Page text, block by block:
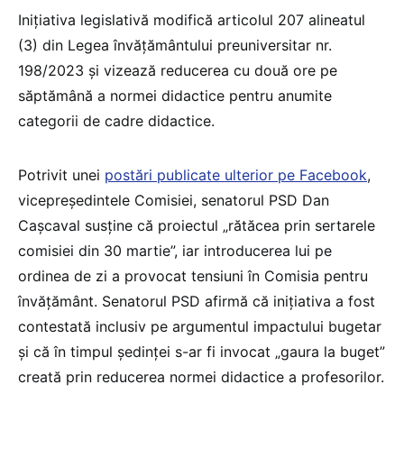
Inițiativa legislativă modifică articolul 207 alineatul
(3) din Legea învățământului preuniversitar nr.
198/2023 și vizează reducerea cu două ore pe
săptămână a normei didactice pentru anumite
categorii de cadre didactice.
Potrivit unei postări publicate ulterior pe Facebook,
vicepreședintele Comisiei, senatorul PSD Dan
Cașcaval susține că proiectul „rătăcea prin sertarele
comisiei din 30 martie”, iar introducerea lui pe
ordinea de zi a provocat tensiuni în Comisia pentru
învățământ. Senatorul PSD afirmă că inițiativa a fost
contestată inclusiv pe argumentul impactului bugetar
și că în timpul ședinței s-ar fi invocat „gaura la buget”
creată prin reducerea normei didactice a profesorilor.